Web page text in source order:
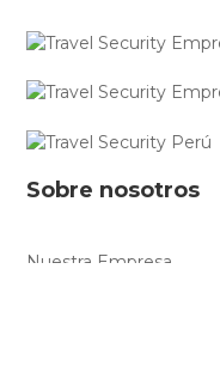
Sobre nosotros
Nuestra Empresa